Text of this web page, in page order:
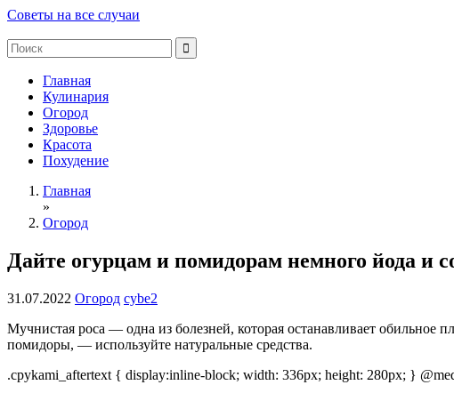
Советы на все случаи
Главная
Кулинария
Огород
Здоровье
Красота
Похудение
Главная
»
Огород
Дайте огурцам и помидорам немного йода и
31.07.2022 Огород cybe2
Мучнистая роса — одна из болезней, которая останавливает
помидоры, — используйте натуральные средства.
.cpykami_aftertext { display:inline-block; width: 336px; height: 280px; }